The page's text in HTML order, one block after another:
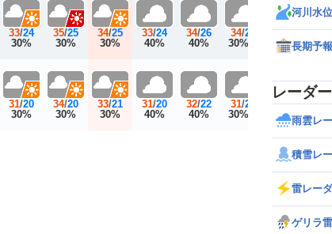
33/24
30%
31/20
30%
35/25
30%
34/20
30%
34/25
30%
33/21
30%
33/24
40%
31/20
40%
34/26
40%
32/22
40%
34/26
30%
31/22
30%
33/26
40% E
32/23
50%E
34
30%
34
河川水
長期予報
レーダ
雨雲レ
積雪レ
雷レー
ゲリラ